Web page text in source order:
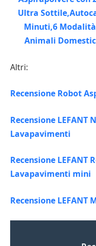
Altri:
Recensione Robot
Recensione LEFANT
Lavapavimenti
Recensione LEFANT
Lavapavimenti mini
Recensione LEFANT